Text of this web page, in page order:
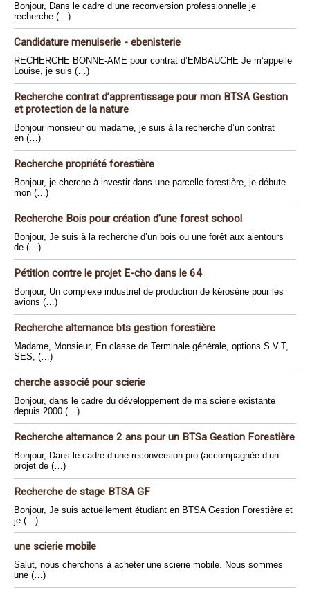
Bonjour, Dans le cadre d une reconversion professionnelle je
recherche (…)
Candidature menuiserie - ebenisterie
RECHERCHE BONNE-AME pour contrat d’EMBAUCHE Je m’appelle
Louise, je suis (…)
Recherche contrat d’apprentissage pour mon BTSA Gestion
et protection de la nature
Bonjour monsieur ou madame, je suis à la recherche d’un contrat
en (…)
Recherche propriété forestière
Bonjour, je cherche à investir dans une parcelle forestière, je débute
mon (…)
Recherche Bois pour création d’une forest school
Bonjour, Je suis à la recherche d’un bois ou une forêt aux alentours
de (…)
Pétition contre le projet E-cho dans le 64
Bonjour, Un complexe industriel de production de kérosène pour les
avions (…)
Recherche alternance bts gestion forestière
Madame, Monsieur, En classe de Terminale générale, options S.V.T,
SES, (…)
cherche associé pour scierie
Bonjour, dans le cadre du développement de ma scierie existante
depuis 2000 (…)
Recherche alternance 2 ans pour un BTSa Gestion Forestière
Bonjour, Dans le cadre d’une reconversion pro (accompagnée d’un
projet de (…)
Recherche de stage BTSA GF
Bonjour, Je suis actuellement étudiant en BTSA Gestion Forestière et
je (…)
une scierie mobile
Salut, nous cherchons à acheter une scierie mobile. Nous sommes
une (…)